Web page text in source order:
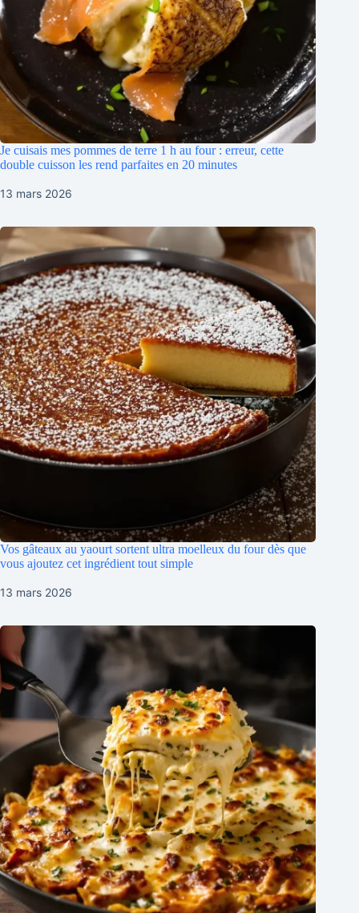
Je cuisais mes pommes de terre 1 h au four : erreur, cette
double cuisson les rend parfaites en 20 minutes
13 mars 2026
Vos gâteaux au yaourt sortent ultra moelleux du four dès que
vous ajoutez cet ingrédient tout simple
13 mars 2026